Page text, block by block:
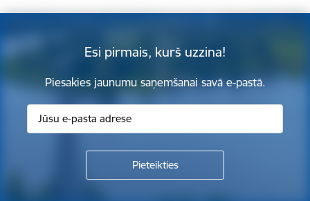
Esi pirmais, kurš uzzina!
Piesakies jaunumu saņemšanai savā e-pastā.